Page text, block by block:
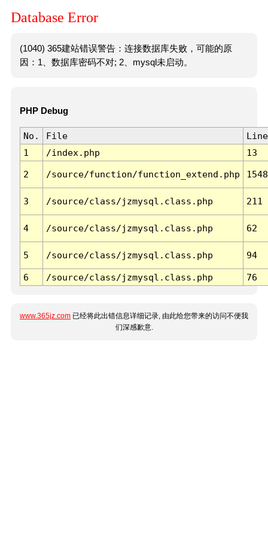
Database Error
(1040) 365建站错误警告：连接数据库失败，可能的原
因：1、数据库密码不对; 2、mysql未启动。
PHP Debug
No. File
Line
1
/index.php 13
2 /source/function/function_extend.php 1548
3 /source/class/jzmysql.class.php 211
4 /source/class/jzmysql.class.php 62
5 /source/class/jzmysql.class.php 94
6 /source/class/jzmysql.class.php 76
www.365jz.com 已经将此出错信息详细记录, 由此给您带来的访问不便我
们深感歉意.